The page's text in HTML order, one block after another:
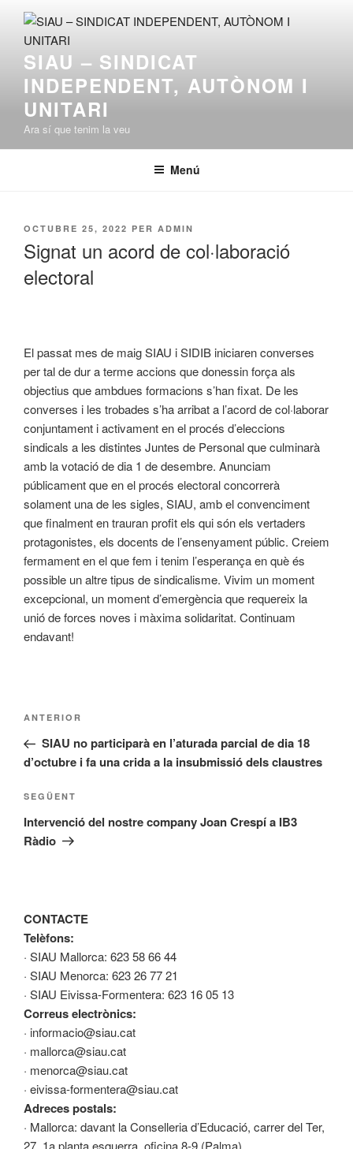
contingut
SIAU – SINDICAT
INDEPENDENT, AUTÒNOM I
UNITARI
Ara sí que tenim la veu
Menú
PUBLICAT
OCTUBRE 25, 2022 PER ADMIN
Signat un acord de col·laboració
electoral
El passat mes de maig SIAU i SIDIB iniciaren converses
per tal de dur a terme accions que donessin força als
objectius que ambdues formacions s’han fixat. De les
converses i les trobades s’ha arribat a l’acord de col·laborar
conjuntament i activament en el procés d’eleccions
sindicals a les distintes Juntes de Personal que culminarà
amb la votació de dia 1 de desembre. Anunciam
públicament que en el procés electoral concorrerà
solament una de les sigles, SIAU, amb el convenciment
que finalment en trauran profit els qui són els vertaders
protagonistes, els docents de l’ensenyament públic. Creiem
fermament en el que fem i tenim l’esperança en què és
possible un altre tipus de sindicalisme. Vivim un moment
excepcional, un moment d’emergència que requereix la
unió de forces noves i màxima solidaritat. Continuam
endavant!
Navegació
Entrada
anterior
ANTERIOR
SIAU no participarà en l’aturada parcial de dia 18
d’octubre i fa una crida a la insubmissió dels claustres
Entrada
següent
SEGÜENT
Intervenció del nostre company Joan Crespí a IB3
Ràdio
CONTACTE
Telèfons:
· SIAU Mallorca: 623 58 66 44
· SIAU Menorca: 623 26 77 21
· SIAU Eivissa-Formentera: 623 16 05 13
Correus electrònics:
· informacio@siau.cat
· mallorca@siau.cat
· menorca@siau.cat
· eivissa-formentera@siau.cat
Adreces postals:
· Mallorca: davant la Conselleria d’Educació, carrer del Ter,
27, 1a planta esquerra, oficina 8-9 (Palma)